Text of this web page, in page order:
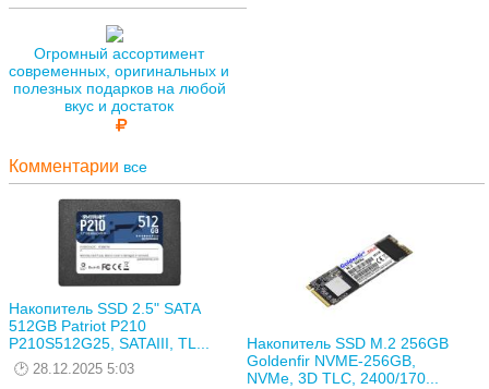
Огромный ассортимент
современных, оригинальных и
полезных подарков на любой
вкус и достаток
Комментарии все
Накопитель SSD 2.5" SATA
512GB Patriot P210
P210S512G25, SATAIII, TL...
28.12.2025 5:03
Накопитель SSD M.2 256GB
Goldenfir NVME-256GB,
NVMe, 3D TLC, 2400/170...